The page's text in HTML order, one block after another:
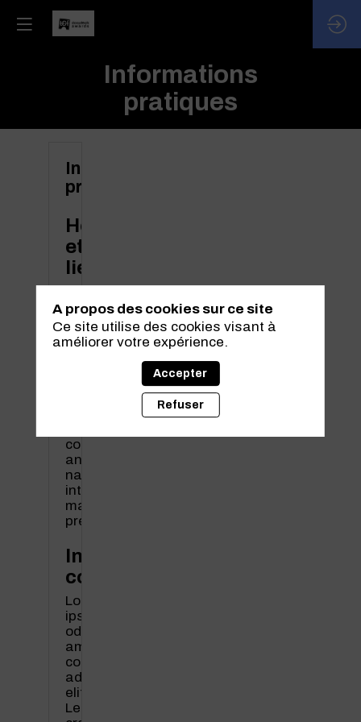
Informations
pratiques
Informations
pratiques
Horaires
et
lieu
ipsum
odor
amet,
consectetur
ante
nascetur
interdum
magnis
pretium.
Informations
complémentaires
Lorem
ipsum
odor
amet,
consectetuer
adipiscing
elit.
Lectus
A propos des cookies sur ce site
Ce site utilise des cookies visant à
améliorer votre expérience.
Accepter
Refuser